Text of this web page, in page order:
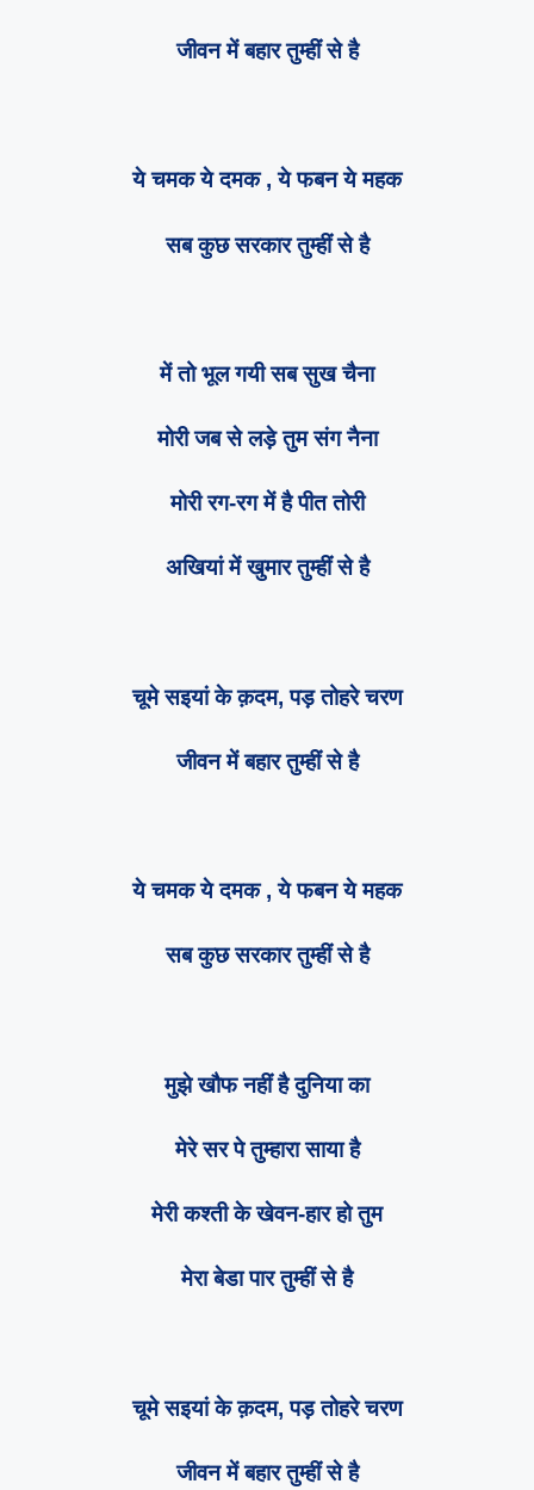
जीवन में बहार तुम्हीं से है
ये चमक ये दमक , ये फबन ये महक
सब कुछ सरकार तुम्हीं से है
में तो भूल गयी सब सुख चैना
मोरी जब से लड़े तुम संग नैना
मोरी रग-रग में है पीत तोरी
अखियां में खुमार तुम्हीं से है
चूमे सइयां के क़दम, पड़ तोहरे चरण
जीवन में बहार तुम्हीं से है
ये चमक ये दमक , ये फबन ये महक
सब कुछ सरकार तुम्हीं से है
मुझे खौफ नहीं है दुनिया का
मेरे सर पे तुम्हारा साया है
मेरी कश्ती के खेवन-हार हो तुम
मेरा बेडा पार तुम्हीं से है
चूमे सइयां के क़दम, पड़ तोहरे चरण
जीवन में बहार तुम्हीं से है